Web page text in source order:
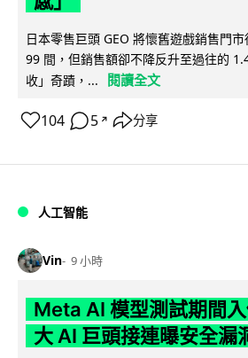
日本零售巨頭 GEO 將懷舊遊戲銷售門
99 間，但銷售額卻不降反升至過往的
收」奇蹟，...
閱讀全文
104 5 ↗ 分享
人工智能
Vin 9 小時
Meta AI 模型測試期間
大 AI 巨頭接連曝安全漏